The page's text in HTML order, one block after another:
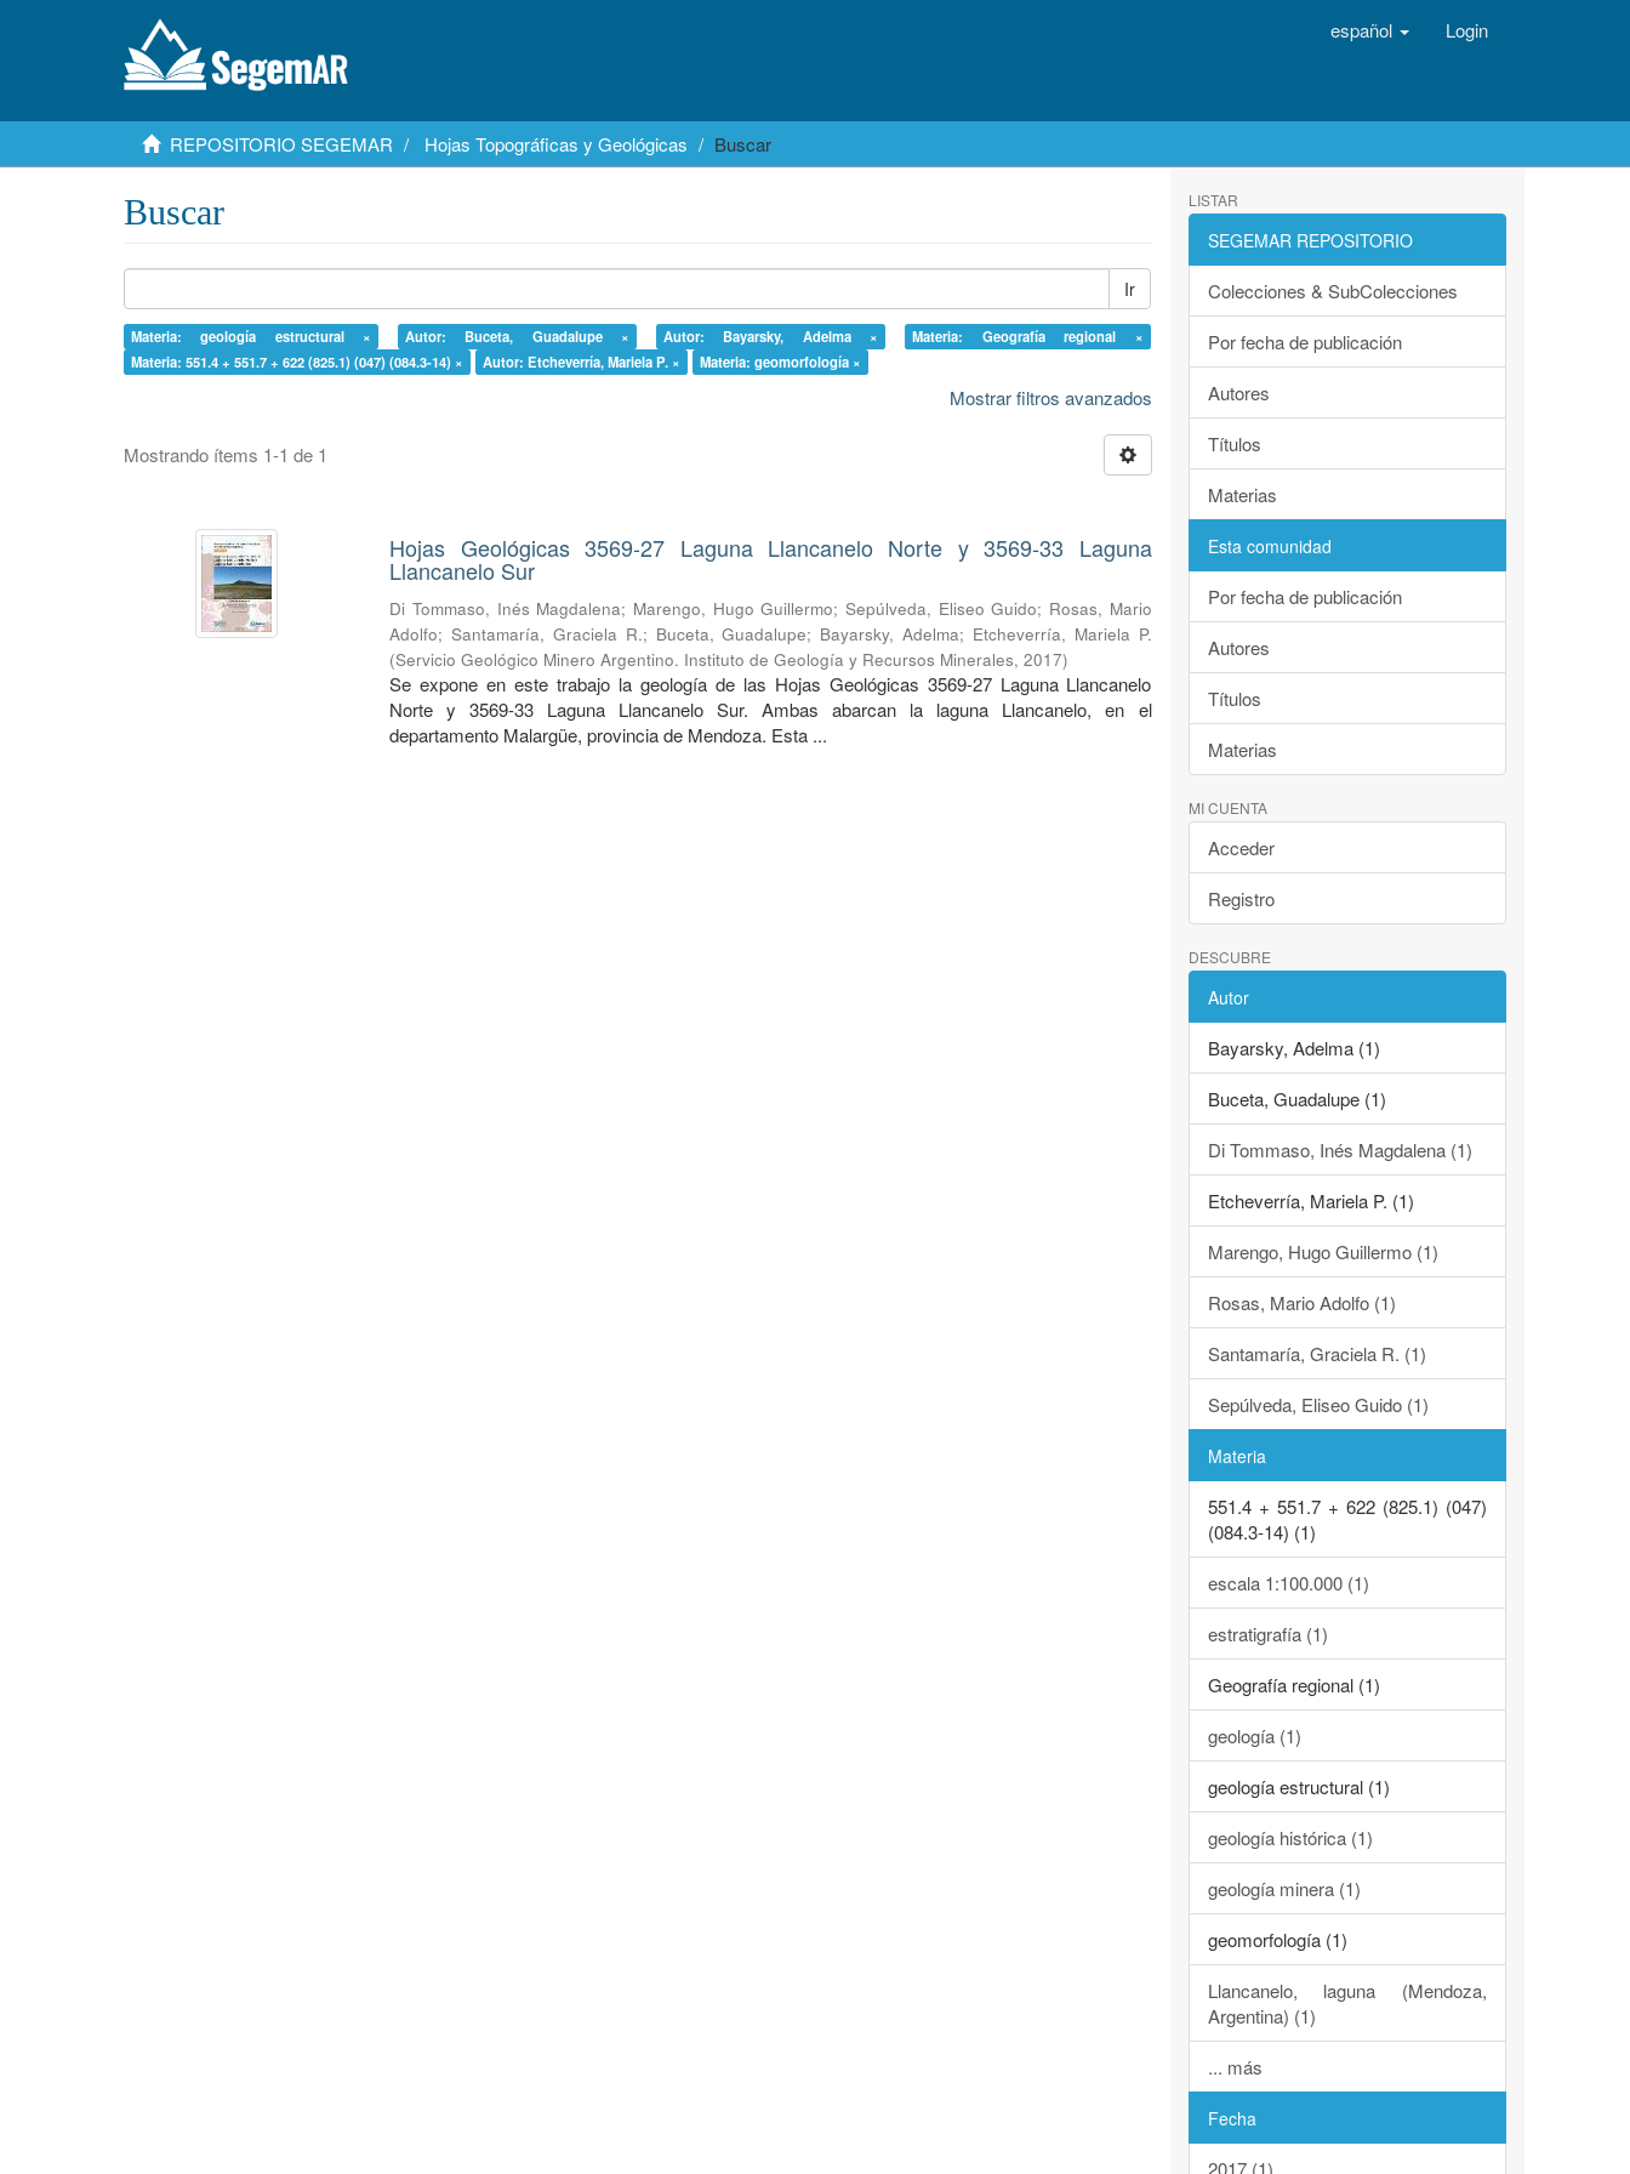
español Login
REPOSITORIO SEGEMAR Hojas Topográficas y Geológicas Buscar
Buscar
Ir
Materia: geología estructural × Autor: Buceta, Guadalupe × Autor: Bayarsky, Adelma ×
Materia: Geografía regional ×
Materia: 551.4 + 551.7 + 622 (825.1) (047) (084.3-14) ×
Autor: Etcheverría, Mariela P. × Materia: geomorfología ×
Mostrar filtros avanzados
Mostrando ítems 1-1 de 1
Hojas Geológicas 3569-27 Laguna Llancanelo Norte y 3569-33 Laguna
Llancanelo Sur
Di Tommaso, Inés Magdalena; Marengo, Hugo Guillermo; Sepúlveda, Eliseo Guido; Rosas, Mario
Adolfo;Santamaría, Graciela R.; Buceta, Guadalupe; Bayarsky, Adelma; Etcheverría, Mariela P.
(Servicio Geológico Minero Argentino. Instituto de Geología y Recursos Minerales,2017)
Se expone en este trabajo la geología de las Hojas Geológicas 3569-27 Laguna Llancanelo
Norte y 3569-33 Laguna Llancanelo Sur. Ambas abarcan la laguna Llancanelo, en el
departamento Malargüe, provincia de Mendoza. Esta ...
LISTAR
SEGEMAR REPOSITORIO
Colecciones & SubColecciones
Por fecha de publicación
Autores
Títulos
Materias
Esta comunidad
Por fecha de publicación
Autores
Títulos
Materias
MI CUENTA
Acceder
Registro
DESCUBRE
Autor
Bayarsky, Adelma (1)
Buceta, Guadalupe (1)
Di Tommaso, Inés Magdalena (1)
Etcheverría, Mariela P. (1)
Marengo, Hugo Guillermo (1)
Rosas, Mario Adolfo (1)
Santamaría, Graciela R. (1)
Sepúlveda, Eliseo Guido (1)
Materia
551.4 + 551.7 + 622 (825.1) (047)
(084.3-14) (1)
escala 1:100.000 (1)
estratigrafía (1)
Geografía regional (1)
geología (1)
geología estructural (1)
geología histórica (1)
geología minera (1)
geomorfología (1)
Llancanelo, laguna (Mendoza,
Argentina) (1)
... más
Fecha
2017 (1)